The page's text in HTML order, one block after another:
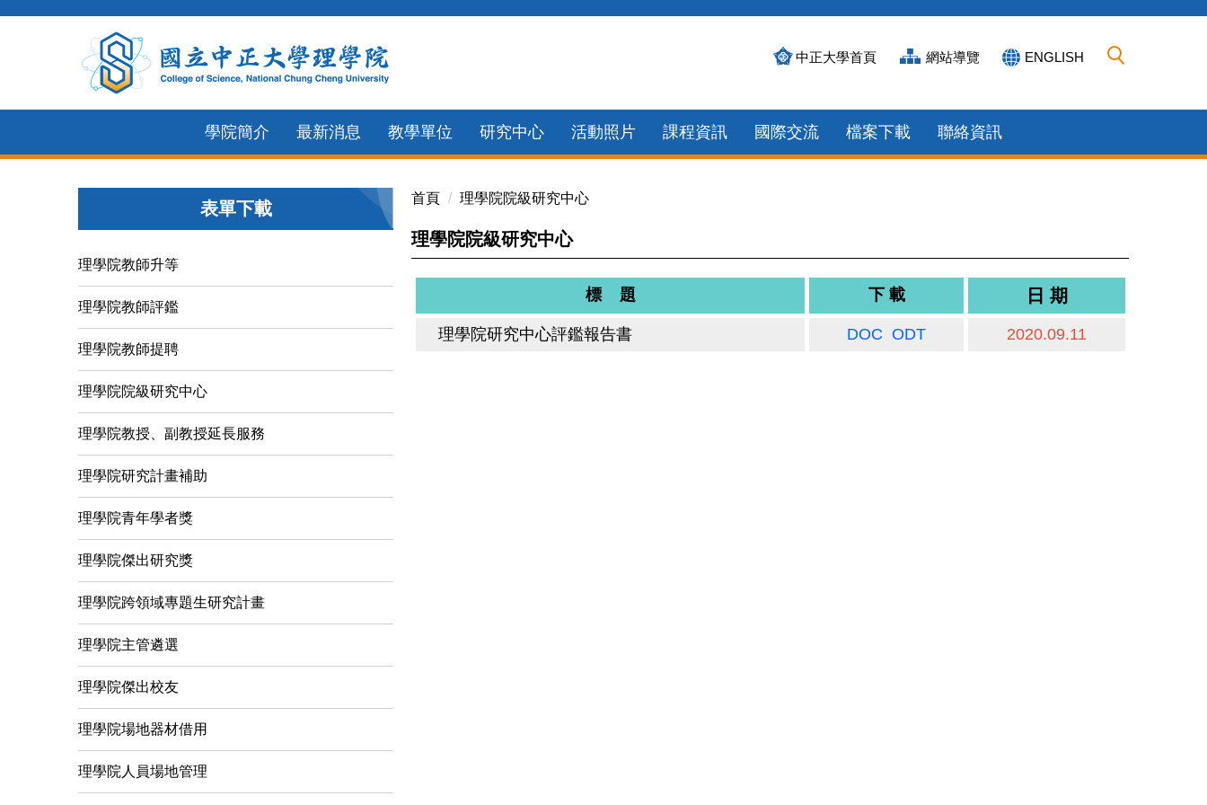
區
中正大學首頁 網站導覽 ENGLISH
學院簡介 最新消息 教學單位 研究中心 活動照片 課程資訊 國際交流 檔案下載 聯絡資訊
表單下載
理學院教師升等
理學院教師評鑑
理學院教師提聘
理學院院級研究中心
理學院教授、副教授延長服務
理學院研究計畫補助
理學院青年學者獎
理學院傑出研究獎
理學院跨領域專題生研究計畫
理學院主管遴選
理學院傑出校友
理學院場地器材借用
理學院人員場地管理
首頁 理學院院級研究中心
理學院院級研究中心
標 題 下 載 日 期
理學院研究中心評鑑報告書 DOC ODT 2020.09.11